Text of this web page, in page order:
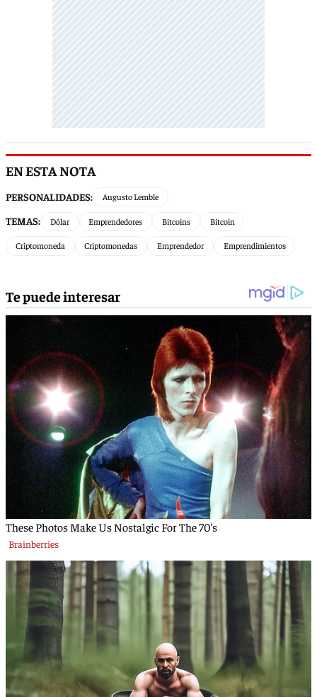
EN ESTA NOTA
PERSONALIDADES: Augusto Lemble
TEMAS: Dólar Emprendedores Bitcoins Bitcoin
Criptomoneda Criptomonedas Emprendedor Emprendimientos